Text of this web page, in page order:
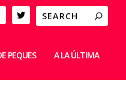
PEQUES A LA ÚLTIMA